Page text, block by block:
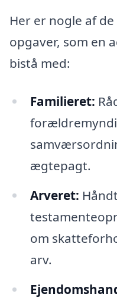
Her er nogle af
opgaver, som en
bistå med:
Familieret:
ægtepagt.
Arveret:
om
arv.